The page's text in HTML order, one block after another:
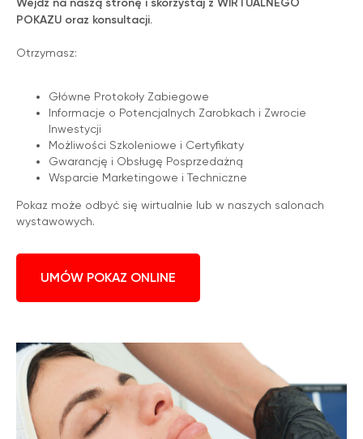
Wejdź na naszą stronę i skorzystaj z WIRTUALNEGO
POKAZU oraz konsultacji.
Otrzymasz:
Główne Protokoły Zabiegowe
Informacje o Potencjalnych Zarobkach i Zwrocie
Inwestycji
Możliwości Szkoleniowe i Certyfikaty
Gwarancję i Obsługę Posprzedażną
Wsparcie Marketingowe i Techniczne
Pokaz może odbyć się wirtualnie lub w naszych salonach
wystawowych.
UMÓW POKAZ ONLINE